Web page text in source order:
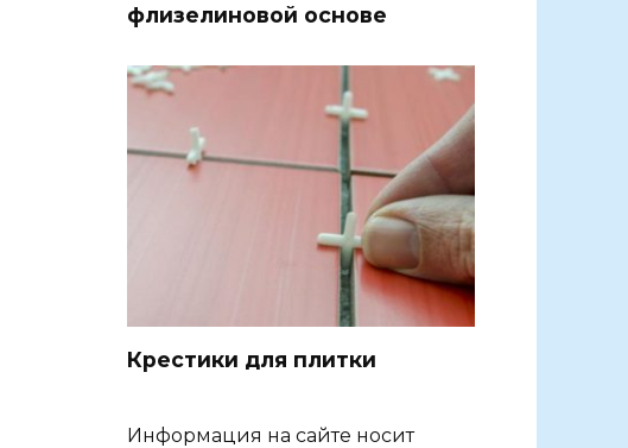
флизелиновой основе
Крестики для плитки
Информация на сайте носит